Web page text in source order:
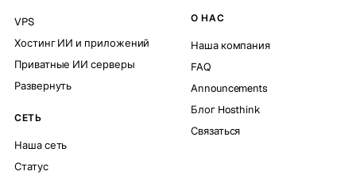
VPS
Хостинг ИИ и приложений
Приватные ИИ серверы
Развернуть
СЕТЬ
Наша сеть
Статус
О НАС
Наша компания
FAQ
Announcements
Блог Hosthink
Связаться